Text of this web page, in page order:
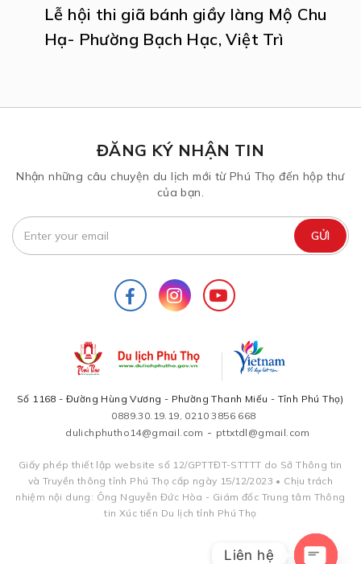
Lễ hội thi giã bánh giầy làng Mộ Chu
Hạ- Phường Bạch Hạc, Việt Trì
Số 1168 - Đường Hùng Vương - Phường Thanh Miếu - Tỉnh Phú Thọ)
0889.30.19.19, 0210 3856 668
dulichphutho14@gmail.com - pttxtdl@gmail.com
ĐĂNG KÝ NHẬN TIN
Nhận những câu chuyện du lịch mới từ Phú Thọ đến hộp thư
của bạn.
Giấy phép thiết lập website số 12/GPTTĐT-STTTT do Sở Thông tin
và Truyền thông tỉnh Phú Thọ cấp ngày 15/12/2023 • Chịu trách
nhiệm nội dung: Ông Nguyễn Đức Hòa - Giám đốc Trung tâm Thông
tin Xúc tiến Du lịch tỉnh Phú Thọ
Liên hệ